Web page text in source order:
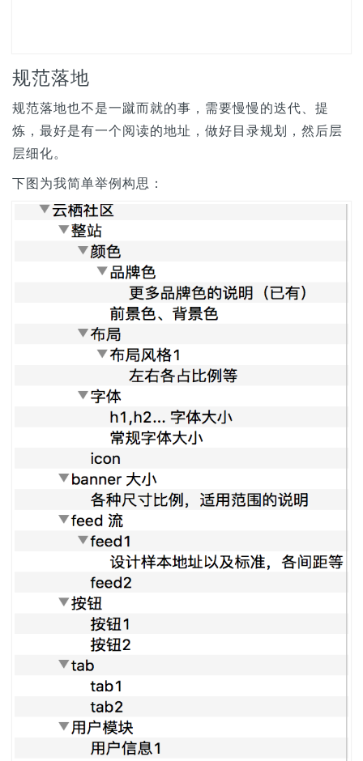
规范落地
规范落地也不是一蹴而就的事，需要慢慢的迭代、提
炼，最好是有一个阅读的地址，做好目录规划，然后层
层细化。
下图为我简单举例构思：